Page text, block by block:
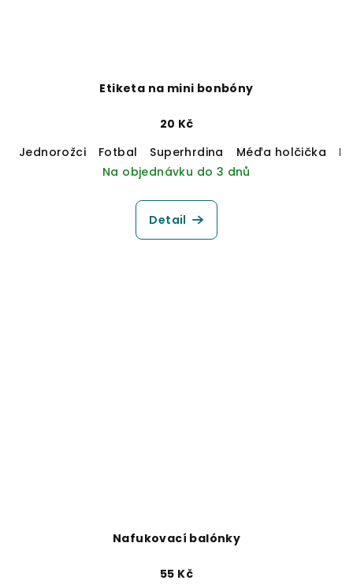
Etiketa na mini bonbóny
20 Kč
Jednorožci
Fotbal Superhrdina Méďa holčička
Na objednávku do 3 dnů
Detail
Nafukovací balónky
55 Kč